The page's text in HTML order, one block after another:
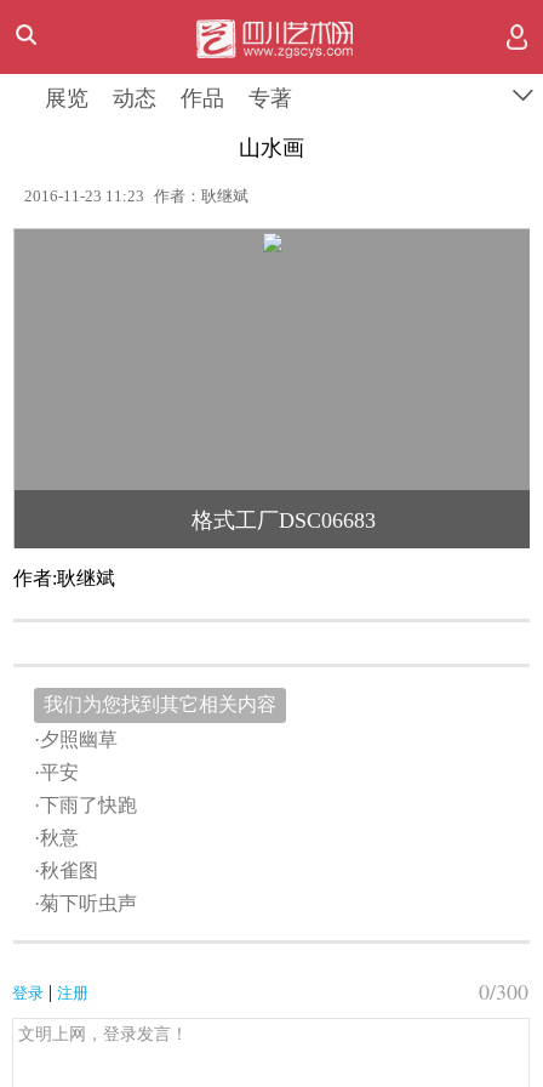
展览 动态 作品 专著
山水画
2016-11-23 11:23 作者：耿继斌
格式工厂DSC06683
作者:耿继斌
我们为您找到其它相关内容
·夕照幽草
·平安
·下雨了快跑
·秋意
·秋雀图
·菊下听虫声
登录 | 注册 0/300